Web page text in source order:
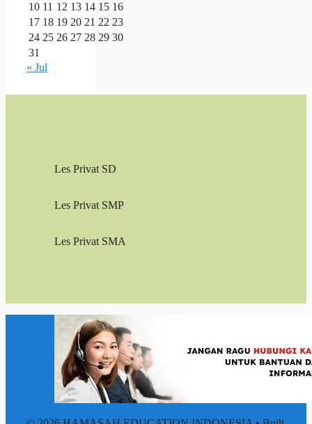
10 11 12 13 14 15 16
17 18 19 20 21 22 23
24 25 26 27 28 29 30
31
« Jul
Les Privat SD
Les Privat SMP
Les Privat SMA